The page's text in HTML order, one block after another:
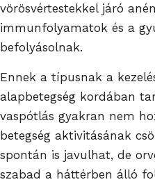
vörösvértestekkel járó
immunfolyamatok és a
befolyásolnak.
Ennek a típusnak a
alapbetegség kordában
vaspótlás gyakran nem
betegség aktivitásának
spontán is javulhat, de
szabad a háttérben álló